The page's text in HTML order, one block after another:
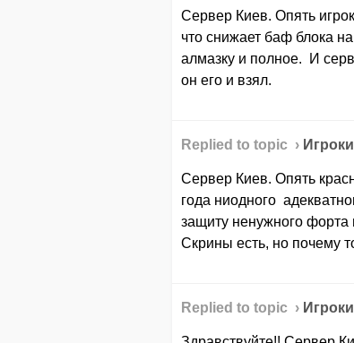
Сервер Киев. Опять
что снижает баф блока
алмазку и полное. И
он его и взял.
Replied to topic ›
Сервер Киев. Опять
года ниодного
защиту ненужного
Скрины есть, но почему
Replied to topic ›